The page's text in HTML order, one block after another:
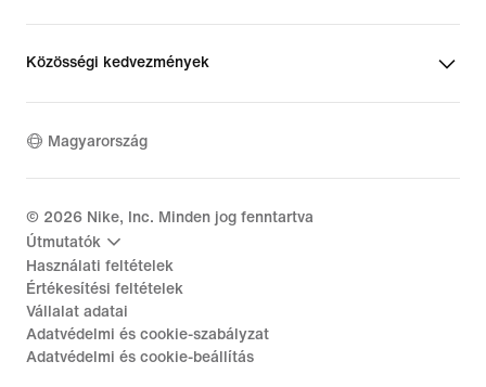
Közösségi kedvezmények
Magyarország
© 2026 Nike, Inc. Minden jog fenntartva
Útmutatók
Használati feltételek
Értékesítési feltételek
Vállalat adatai
Adatvédelmi és cookie-szabályzat
Adatvédelmi és cookie-beállítás